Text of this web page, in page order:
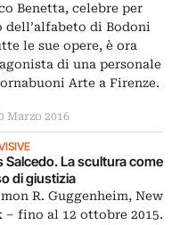
Benetta, celebre per
dell’alfabeto di Bodoni
le sue opere, è ora
di una personale
Arte a Firenze.
Marzo 2016
Salcedo. La scultura come
di giustizia
R. Guggenheim, New
– fino al 12 ottobre 2015.